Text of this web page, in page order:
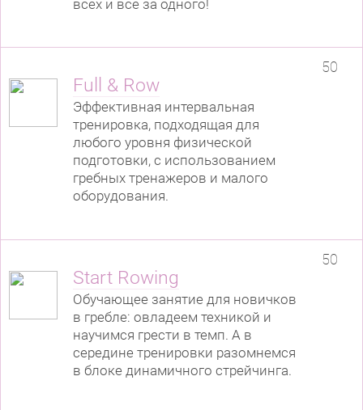
всех и все за одного!
Full & Row
Эффективная интервальная
тренировка, подходящая для
любого уровня физической
подготовки, с использованием
гребных тренажеров и малого
оборудования.
50
Start Rowing
Обучающее занятие для новичков
в гребле: овладеем техникой и
научимся грести в темп. А в
середине тренировки разомнемся
в блоке динамичного стрейчинга.
50